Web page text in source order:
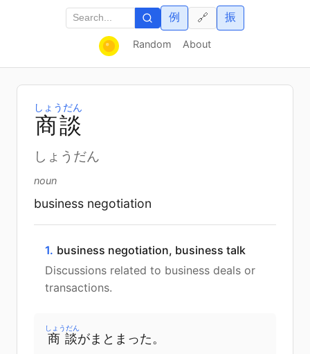
Random About
例 振
🔗
商談
しょうだん
しょうだん
noun
business negotiation
1. business negotiation, business talk
Discussions related to business deals or
transactions.
商談
しょうだん
が まとまった 。